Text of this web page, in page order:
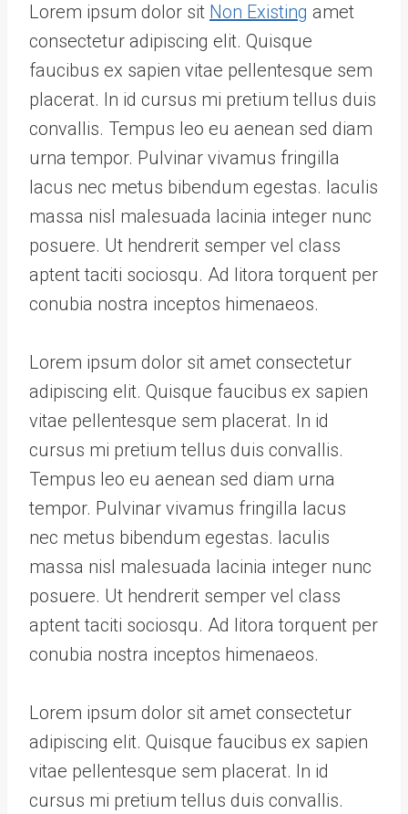
Lorem ipsum dolor sit Non Existing amet
consectetur adipiscing elit. Quisque
faucibus ex sapien vitae pellentesque sem
placerat. In id cursus mi pretium tellus duis
convallis. Tempus leo eu aenean sed diam
urna tempor. Pulvinar vivamus fringilla
lacus nec metus bibendum egestas. Iaculis
massa nisl malesuada lacinia integer nunc
posuere. Ut hendrerit semper vel class
aptent taciti sociosqu. Ad litora torquent per
conubia nostra inceptos himenaeos.
Lorem ipsum dolor sit amet consectetur
adipiscing elit. Quisque faucibus ex sapien
vitae pellentesque sem placerat. In id
cursus mi pretium tellus duis convallis.
Tempus leo eu aenean sed diam urna
tempor. Pulvinar vivamus fringilla lacus
nec metus bibendum egestas. Iaculis
massa nisl malesuada lacinia integer nunc
posuere. Ut hendrerit semper vel class
aptent taciti sociosqu. Ad litora torquent per
conubia nostra inceptos himenaeos.
Lorem ipsum dolor sit amet consectetur
adipiscing elit. Quisque faucibus ex sapien
vitae pellentesque sem placerat. In id
cursus mi pretium tellus duis convallis.